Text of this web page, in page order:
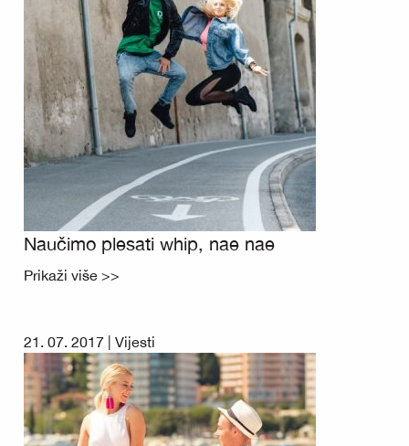
Naučimo plesati whip, nae nae
Prikaži više >>
21. 07. 2017 | Vijesti